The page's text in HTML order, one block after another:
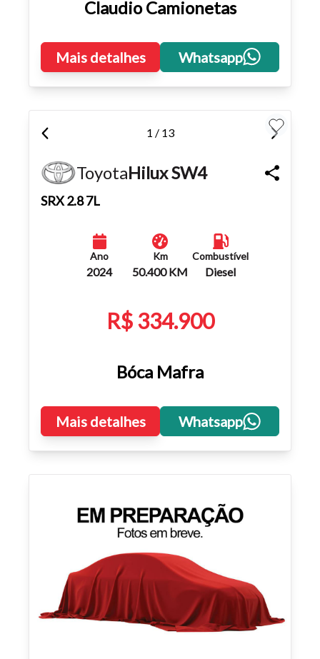
Claudio Camionetas
Mais detalhes Whatsapp
1 / 13
ToyotaHilux SW4
SRX 2.8 7L
Ano
2024
Km
50.400 KM
Combustível
Diesel
R$ 334.900
Bóca Mafra
Mais detalhes Whatsapp